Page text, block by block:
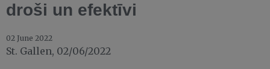
droši un efektīvi
02 June 2022
St. Gallen, 02/06/2022